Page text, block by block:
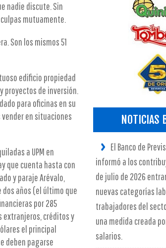
nadie discute. Sin
mutuamente.
Son los mismos 51
edificio propiedad
proyectos de inversión.
para oficinas en su
en situaciones
a UPM en
que cuenta hasta con
y paraje Arévalo,
años (el último que
por 285
extranjeros, créditos y
el principal
deben pagarse
NOTICIAS
El Banco de
informó a los
de julio de 2026
nuevas categorías
trabajadores del
una medida creada
salarios.